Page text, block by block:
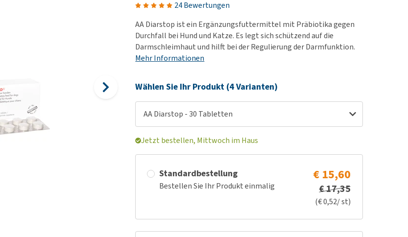
Alles ansehen
Harn-, Nieren- und
Haut-/Fellprobleme und
Juckreiz
Nierenproblemen
24 Bewertungen
AA Diarstop ist ein Ergänzungsfuttermittel mit Präbiotika gegen
Durchfall bei Hund und Katze. Es legt sich schützend auf die
Darmschleimhaut und hilft bei der Regulierung der Darmfunktion.
Mehr Informationen
Wählen Sie Ihr Produkt (4 Varianten)
AA Diarstop - 30 Tabletten
Jetzt bestellen, Mittwoch im Haus
Standardbestellung
Bestellen Sie Ihr Produkt einmalig
€ 15,60
€ 17,35
(€ 0,52/ st)